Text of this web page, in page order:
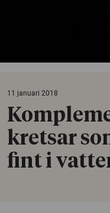
11 januari 2018
kretsar
fint i